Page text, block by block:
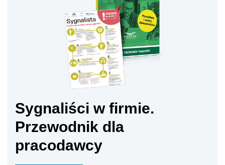
Sygnaliści w firmie.
Przewodnik dla
pracodawcy